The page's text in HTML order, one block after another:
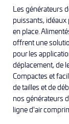
Les générateurs
puissants, idéaux
en place.
offrent une
pour les
déplacement, de
Compactes et
de tailles et de
nos générateurs
ligne d'air